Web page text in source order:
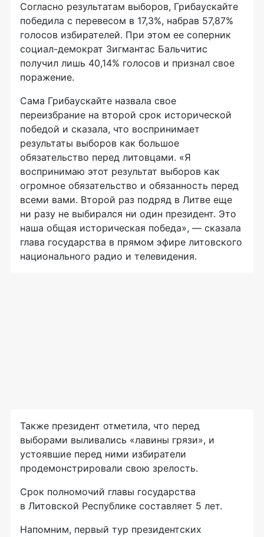
Согласно результатам выборов, Грибаускайте
победила с перевесом в 17,3%, набрав 57,87%
голосов избирателей. При этом ее соперник
социал-демократ Зигмантас Бальчитис
получил лишь 40,14% голосов и признал свое
поражение.
Сама Грибаускайте назвала свое
переизбрание на второй срок исторической
победой и сказала, что воспринимает
результаты выборов как большое
обязательство перед литовцами. «Я
воспринимаю этот результат выборов как
огромное обязательство и обязанность перед
всеми вами. Второй раз подряд в Литве еще
ни разу не выбирался ни один президент. Это
наша общая историческая победа», — сказала
глава государства в прямом эфире литовского
национального радио и телевидения.
Также президент отметила, что перед
выборами выливались «лавины грязи», и
устоявшие перед ними избиратели
продемонстрировали свою зрелость.
Срок полномочий главы государства
в Литовской Республике составляет 5 лет.
Напомним, первый тур президентских